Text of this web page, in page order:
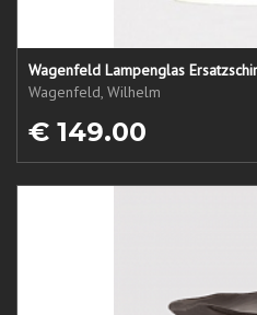
Wagenfeld Lampenglas
Wagenfeld, Wilhelm
€ 149.00